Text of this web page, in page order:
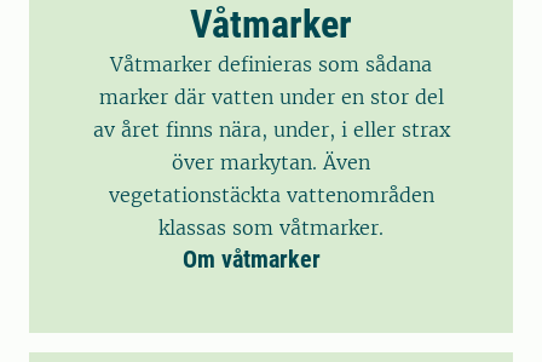
Våtmarker
Våtmarker definieras som sådana
marker där vatten under en stor del
av året finns nära, under, i eller strax
över markytan. Även
vegetationstäckta vattenområden
klassas som våtmarker.
Om våtmarker